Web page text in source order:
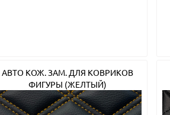
АВТО КОЖ. ЗАМ. ДЛЯ КОВРИКОВ
ФИГУРЫ (ЖЕЛТЫЙ)